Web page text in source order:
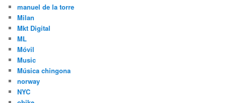
manuel de la torre
Milan
Mkt Digital
ML
Móvil
Music
Música chingona
norway
NYC